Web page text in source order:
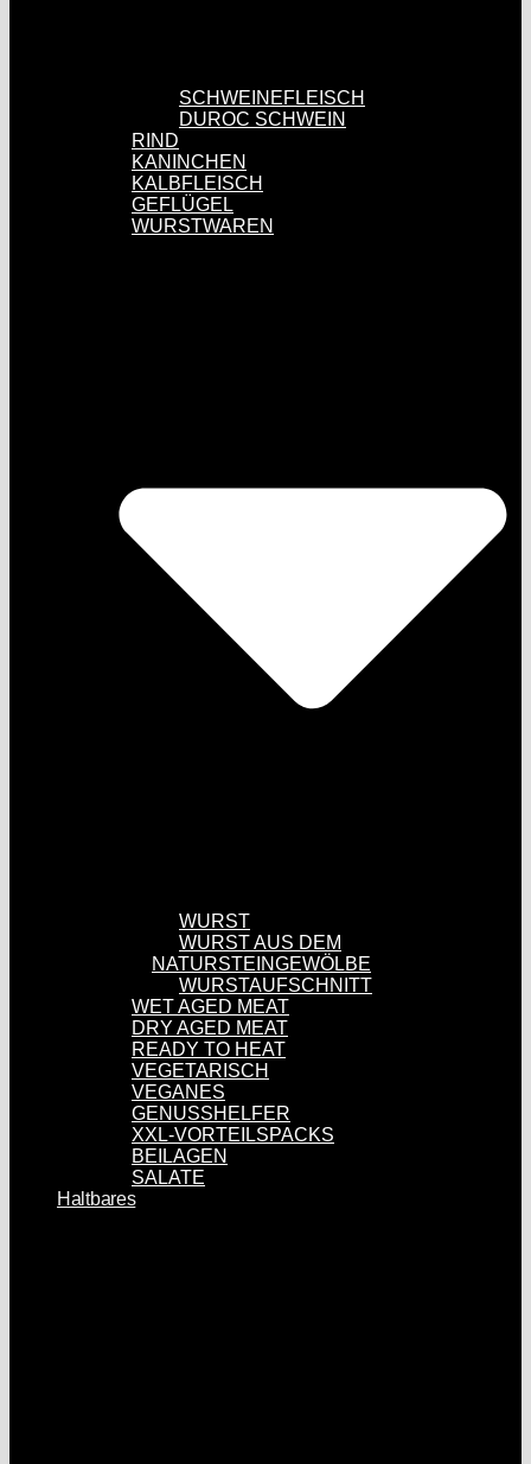
SCHWEINEFLEISCH
DUROC SCHWEIN
RIND
KANINCHEN
KALBFLEISCH
GEFLÜGEL
WURSTWAREN
WURST
WURST AUS DEM
NATURSTEINGEWÖLBE
WURSTAUFSCHNITT
WET AGED MEAT
DRY AGED MEAT
READY TO HEAT
VEGETARISCH
VEGANES
GENUSSHELFER
XXL-VORTEILSPACKS
BEILAGEN
SALATE
Haltbares